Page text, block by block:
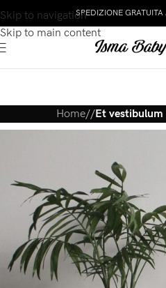
Skip to navigation
Skip to main content
SPEDIZIONE
Home//Et vestibulum